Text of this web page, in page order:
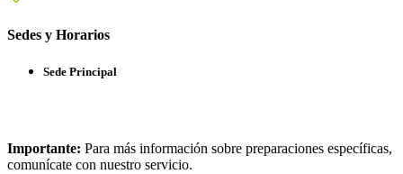
Sedes y Horarios
Sede Principal
Importante: Para más información sobre preparaciones específicas,
comunícate con nuestro servicio.